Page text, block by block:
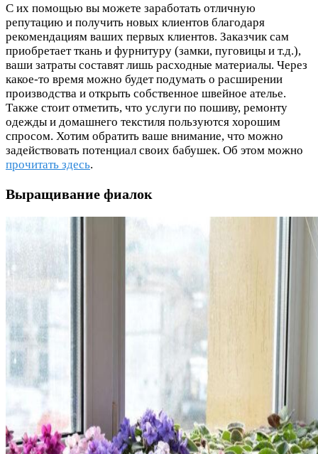
С их помощью вы можете заработать отличную
репутацию и получить новых клиентов благодаря
рекомендациям ваших первых клиентов. Заказчик сам
приобретает ткань и фурнитуру (замки, пуговицы и т.д.),
ваши затраты составят лишь расходные материалы. Через
какое-то время можно будет подумать о расширении
производства и открыть собственное швейное ателье.
Также стоит отметить, что услуги по пошиву, ремонту
одежды и домашнего текстиля пользуются хорошим
спросом. Хотим обратить ваше внимание, что можно
задействовать потенциал своих бабушек. Об этом можно
прочитать здесь.
Выращивание фиалок